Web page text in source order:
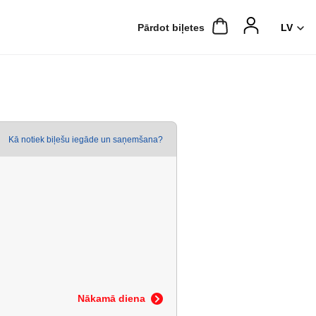
Pārdot biļetes
Kā notiek biļešu iegāde un saņemšana?
Nākamā diena